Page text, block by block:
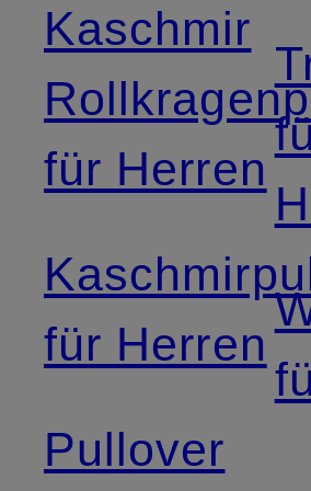
Kaschmir
für Herren
für Herren
Pullover